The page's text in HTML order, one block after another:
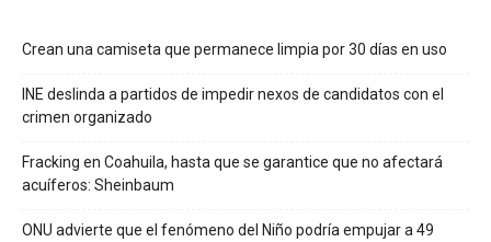
Crean una camiseta que permanece limpia por 30 días en uso
INE deslinda a partidos de impedir nexos de candidatos con el
crimen organizado
Fracking en Coahuila, hasta que se garantice que no afectará
acuíferos: Sheinbaum
ONU advierte que el fenómeno del Niño podría empujar a 49